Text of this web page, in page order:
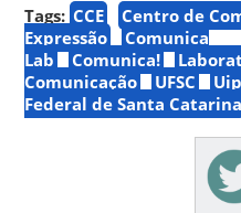
Tags: CCE
Centro de
Expressão
Comunica
Lab
Comunica!
Comunicação
UFSC
Federal de Santa Catarina